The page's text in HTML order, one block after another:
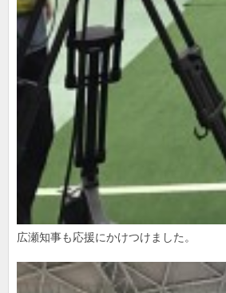
広瀬知事も応援にかけつけました。